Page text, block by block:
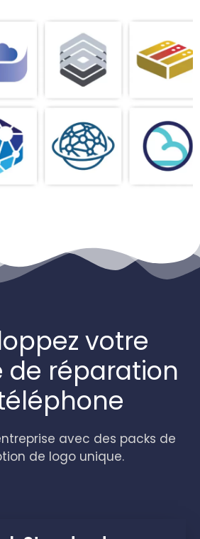
votre
de réparation
avec des packs de
de logo unique.